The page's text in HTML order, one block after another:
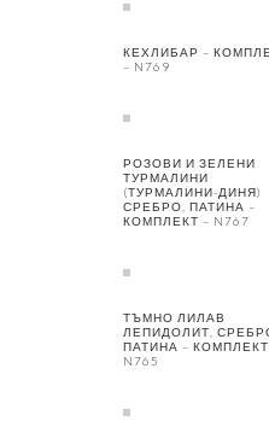
КЕХЛИБАР –
– N769
РОЗОВИ И ЗЕЛЕНИ
ТУРМАЛИНИ
(ТУРМАЛИНИ-ДИНЯ)
СРЕБРО, ПАТИНА –
КОМПЛЕКТ – N767
ТЪМНО ЛИЛАВ
ЛЕПИДОЛИТ,
ПАТИНА – КОМПЛЕКТ
N765